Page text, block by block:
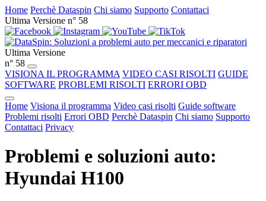
Home Perchè Dataspin Chi siamo Supporto Contattaci
Ultima Versione n° 58
Ultima Versione
n° 58
VISIONA IL PROGRAMMA VIDEO CASI RISOLTI GUIDE
SOFTWARE PROBLEMI RISOLTI ERRORI OBD
Home Visiona il programma Video casi risolti Guide software
Problemi risolti Errori OBD Perchè Dataspin Chi siamo Supporto
Contattaci Privacy
Problemi e soluzioni auto:
Hyundai H100